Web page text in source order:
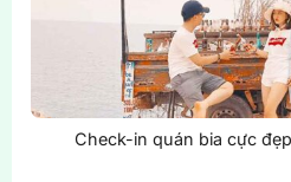
Check-in quán bia cực